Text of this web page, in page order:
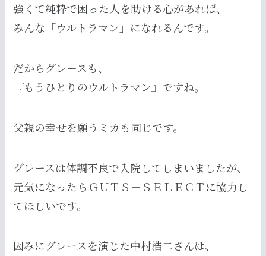
強くて純粋で困った人を助ける心があれば、
みんな「ウルトラマン」になれるんです。
だからグレースも、
『もうひとりのウルトラマン』ですね。
父親の幸せを願うミカも同じです。
グレースは体調不良で入院してしまいましたが、
元気になったらＧＵＴＳ－ＳＥＬＥＣＴに協力し
てほしいです。
因みにグレースを演じた中村浩二さんは、